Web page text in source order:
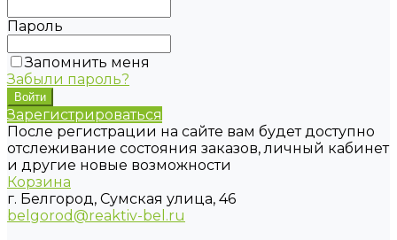
Пароль
Запомнить меня
Забыли пароль?
Зарегистрироваться
После регистрации на сайте вам будет доступно
отслеживание состояния заказов, личный кабинет
и другие новые возможности
Корзина
г. Белгород, Сумская улица, 46
belgorod@reaktiv-bel.ru